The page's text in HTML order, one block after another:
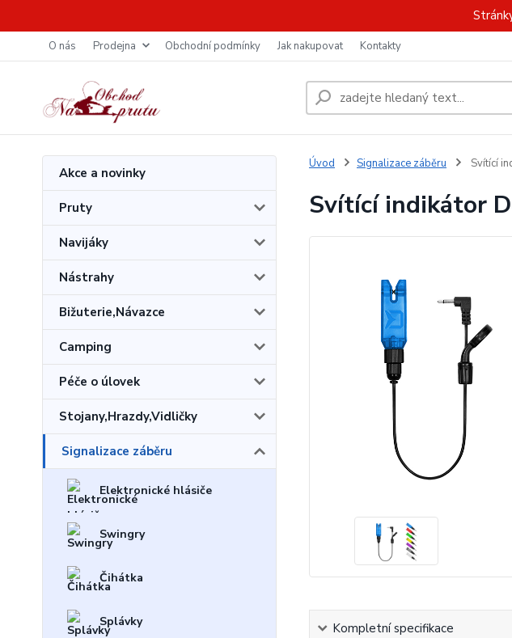
O nás Prodejna Obchodní podmínky Jak nakupovat Kontakty
Akce a novinky
Pruty
Navijáky
Nástrahy
Bižuterie,Návazce
Camping
Péče o úlovek
Stojany,Hrazdy,Vidličky
Signalizace záběru
Elektronické hlásiče
Swingry
Čihátka
Splávky
Úvod Signalizace záběru Svítící
Svítící indikátor
Kompletní specifikace